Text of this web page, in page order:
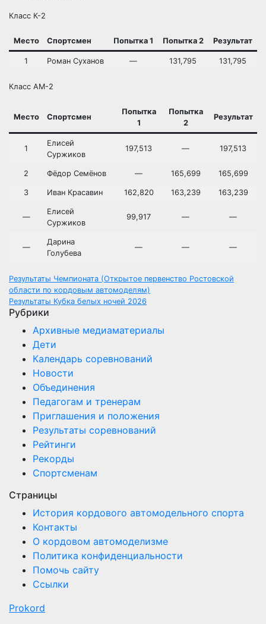
Класс К-2
Место Спортсмен Попытка 1 Попытка 2 Результат
1 Роман Суханов — 131,795 131,795
Класс АМ-2
Место Спортсмен
Попытка
1
Попытка
2
Результат
1
Елисей
Суржиков
197,513 — 197,513
2 Фёдор Семёнов — 165,699 165,699
3 Иван Красавин 162,820 163,239 163,239
—
Елисей
Суржиков
99,917 — —
—
Дарина
Голубева
— — —
Навигация
по
записям
Результаты Чемпионата (Открытое первенство Ростовской
области по кордовым автомоделям)
Результаты Кубка белых ночей 2026
Рубрики
Архивные медиаматериалы
Дети
Календарь соревнований
Новости
Объединения
Педагогам и тренерам
Приглашения и положения
Результаты соревнований
Рейтинги
Рекорды
Спортсменам
Страницы
История кордового автомодельного спорта
Контакты
О кордовом автомоделизме
Политика конфиденциальности
Помочь сайту
Ссылки
Prokord